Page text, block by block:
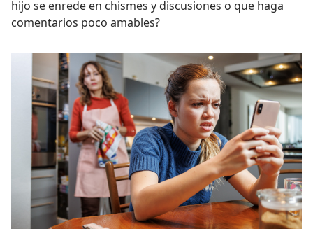
hijo se enrede en chismes y discusiones o que haga
comentarios poco amables?